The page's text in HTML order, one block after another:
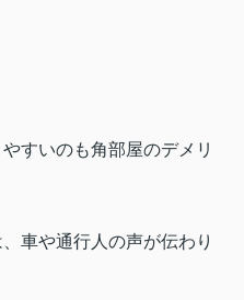
すいのも角部屋のデメリ
車や通行人の声が伝わり